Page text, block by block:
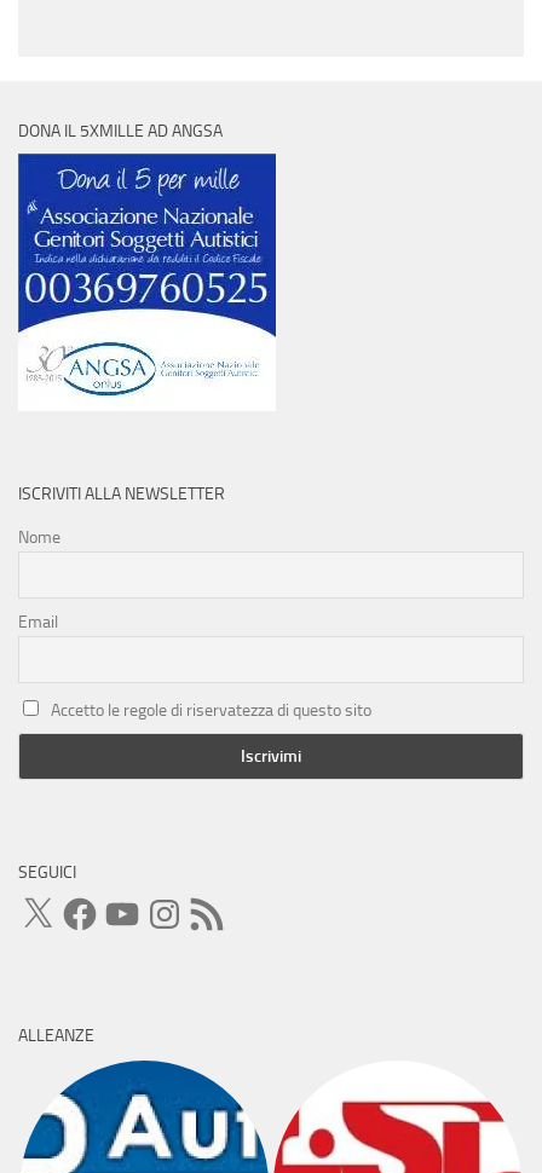
DONA IL 5XMILLE AD ANGSA
ISCRIVITI ALLA NEWSLETTER
Nome
Email
Accetto le regole di riservatezza di questo sito
SEGUICI
X FacebookYouTubeInstagram
Feed
RSS
ALLEANZE